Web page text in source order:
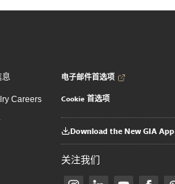
息
Careers
电子邮件首选项
Cookie 首选项
Download the New GIA App
关注我们